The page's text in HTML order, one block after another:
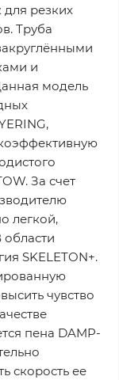
для резких
Труба
и
модель
За счет
легкой,
SKELETON+.
чувство
пена DAMP-
скорость ее